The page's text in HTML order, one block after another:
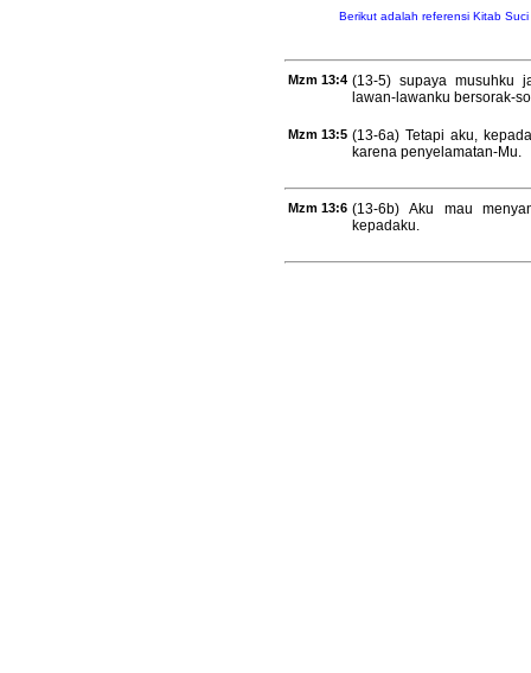
Berikut adalah referensi Kitab
Mzm 13:4 (13-5) supaya musuhku
lawan-lawanku bersorak-
Mzm 13:5 (13-6a) Tetapi aku,
karena penyelamatan-Mu.
Mzm 13:6 (13-6b) Aku mau
kepadaku.